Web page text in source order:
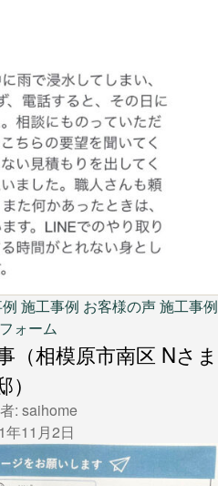
カ
テ
ゴ
ー
施工事例 お客様の声施工事例
ォーム
（相模原市南区 Nさま
）
: saihome
年11月2日